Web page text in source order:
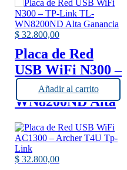
$ 32.800,00
Placa de Red
USB WiFi N300 –
TP-Link TL-
WN8200ND Alta
Añadir al carrito
$ 32.800,00